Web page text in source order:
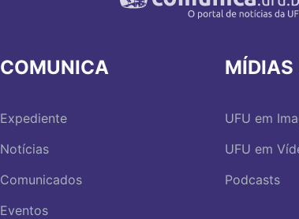
COMUNICA
Expediente
Notícias
Comunicados
Eventos
MÍDIAS
UFU em
UFU em
Podcasts